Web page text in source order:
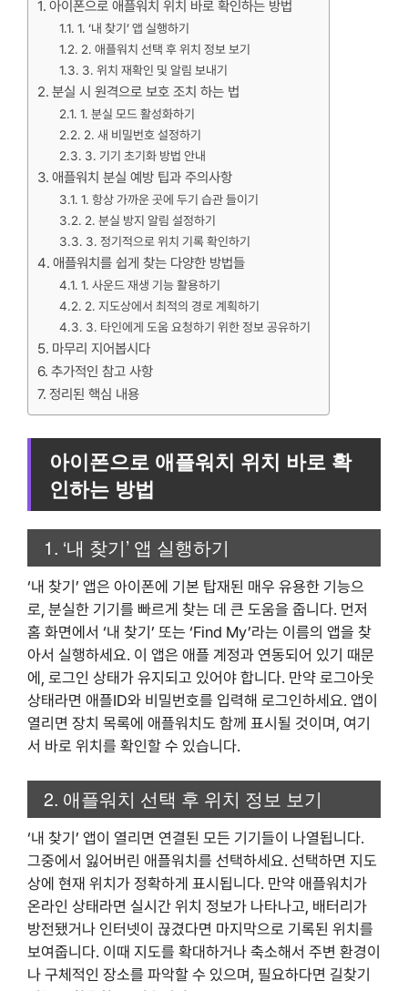
아이폰으로 애플워치 위치 바로 확인하는 방법
1. ‘내 찾기’ 앱 실행하기
2. 애플워치 선택 후 위치 정보 보기
3. 위치 재확인 및 알림 보내기
분실 시 원격으로 보호 조치 하는 법
1. 분실 모드 활성화하기
2. 새 비밀번호 설정하기
3. 기기 초기화 방법 안내
애플워치 분실 예방 팁과 주의사항
1. 항상 가까운 곳에 두기 습관 들이기
2. 분실 방지 알림 설정하기
3. 정기적으로 위치 기록 확인하기
애플워치를 쉽게 찾는 다양한 방법들
1. 사운드 재생 기능 활용하기
2. 지도상에서 최적의 경로 계획하기
3. 타인에게 도움 요청하기 위한 정보 공유하기
마무리 지어봅시다
추가적인 참고 사항
정리된 핵심 내용
아이폰으로 애플워치 위치 바로 확
인하는 방법
1. ‘내 찾기’ 앱 실행하기
‘내 찾기’ 앱은 아이폰에 기본 탑재된 매우 유용한 기능으
로, 분실한 기기를 빠르게 찾는 데 큰 도움을 줍니다. 먼저
홈 화면에서 ‘내 찾기’ 또는 ‘Find My’라는 이름의 앱을 찾
아서 실행하세요. 이 앱은 애플 계정과 연동되어 있기 때문
에, 로그인 상태가 유지되고 있어야 합니다. 만약 로그아웃
상태라면 애플ID와 비밀번호를 입력해 로그인하세요. 앱이
열리면 장치 목록에 애플워치도 함께 표시될 것이며, 여기
서 바로 위치를 확인할 수 있습니다.
2. 애플워치 선택 후 위치 정보 보기
‘내 찾기’ 앱이 열리면 연결된 모든 기기들이 나열됩니다.
그중에서 잃어버린 애플워치를 선택하세요. 선택하면 지도
상에 현재 위치가 정확하게 표시됩니다. 만약 애플워치가
온라인 상태라면 실시간 위치 정보가 나타나고, 배터리가
방전됐거나 인터넷이 끊겼다면 마지막으로 기록된 위치를
보여줍니다. 이때 지도를 확대하거나 축소해서 주변 환경이
나 구체적인 장소를 파악할 수 있으며, 필요하다면 길찾기